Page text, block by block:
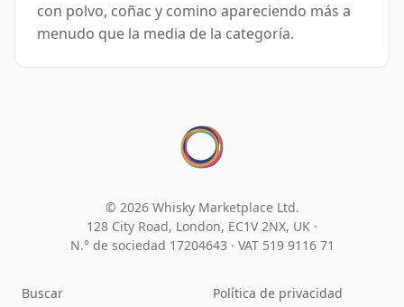
con polvo, coñac y comino apareciendo más a
menudo que la media de la categoría.
© 2026 Whisky Marketplace Ltd.
128 City Road, London, EC1V 2NX, UK ·
N.° de sociedad 17204643 · VAT 519 9116 71
Buscar
Política de privacidad